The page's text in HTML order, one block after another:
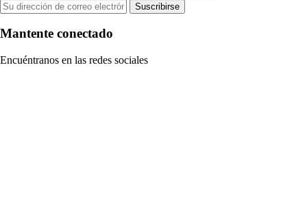
Suscribirse
Mantente conectado
Encuéntranos en las redes sociales